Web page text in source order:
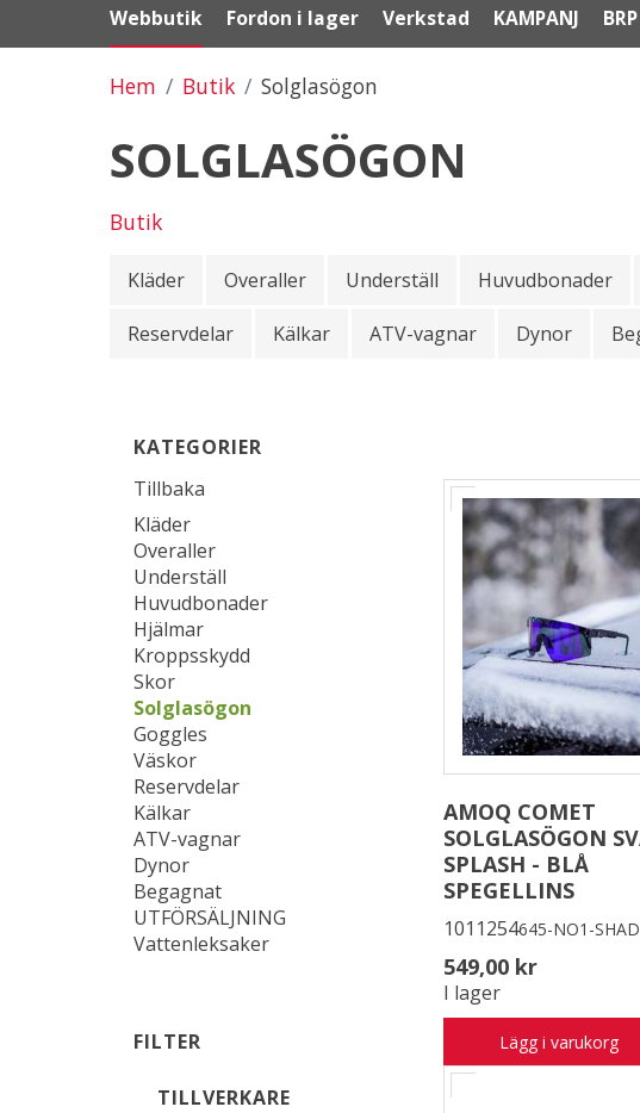
Webbutik Fordon i lager Verkstad KAMPANJ BRP
Hem Butik Solglasögon
SOLGLASÖGON
Butik
Kläder Overaller Underställ Huvudbonader
Reservdelar Kälkar ATV-vagnar Dynor
KATEGORIER
Tillbaka
Kläder
Overaller
Underställ
Huvudbonader
Hjälmar
Kroppsskydd
Skor
Solglasögon
Goggles
Väskor
Reservdelar
Kälkar
ATV-vagnar
Dynor
Begagnat
UTFÖRSÄLJNING
Vattenleksaker
FILTER
TILLVERKARE
AMOQ COMET
SOLGLASÖGON
SPLASH - BLÅ
SPEGELLINS
1011254645-NO1-
549,00 kr
I lager
Lägg i varukorg